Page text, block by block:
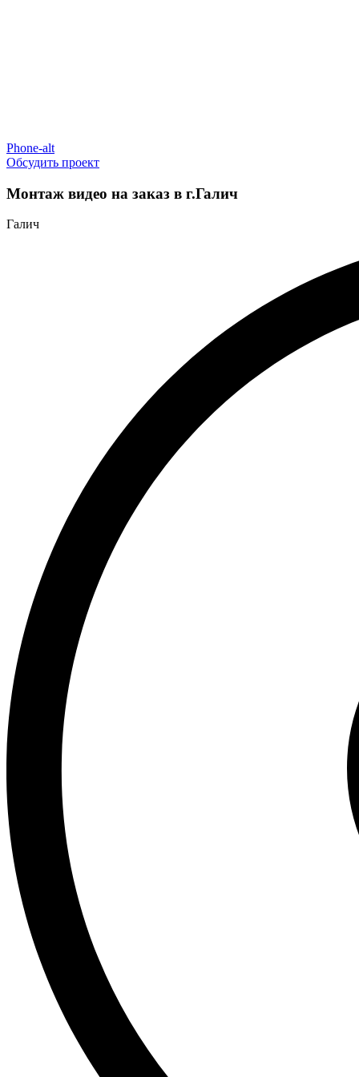
Phone-alt
Обсудить проект
Монтаж видео на заказ в г.Галич
Галич